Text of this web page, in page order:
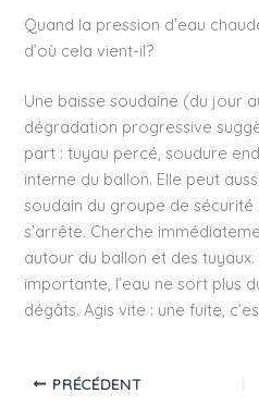
Quand la pression d’eau
d’où cela vient-il?
Une baisse soudaine (du jour
dégradation progressive
part : tuyau percé, soudure
interne du ballon. Elle peut
soudain du groupe de
s’arrête. Cherche
autour du ballon et des tuyaux.
importante, l’eau ne sort plus
dégâts. Agis vite : une fuite,
PRÉCÉDENT